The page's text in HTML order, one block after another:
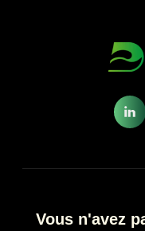
Vous n'avez